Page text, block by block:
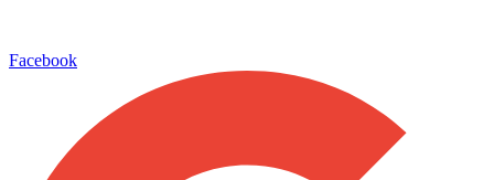
Facebook